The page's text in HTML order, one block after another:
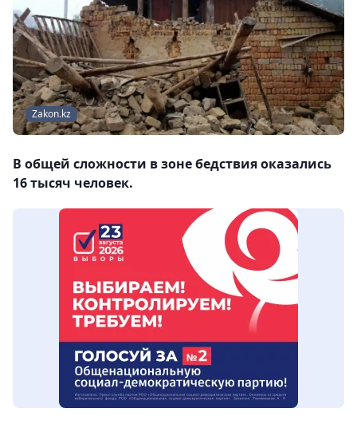
Zakon.kz
В общей сложности в зоне бедствия оказались
16 тысяч человек.